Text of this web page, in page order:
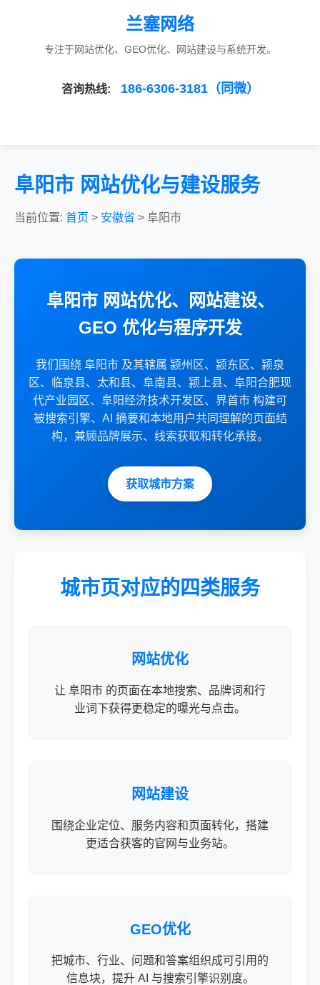
兰塞网络
专注于网站优化、GEO优化、网站建设与系统开发。
咨询热线: 186-6306-3181（同微）
阜阳市 网站优化与建设服务
当前位置: 首页 > 安徽省 > 阜阳市
阜阳市 网站优化、网站建设、
GEO 优化与程序开发
我们围绕 阜阳市 及其辖属 颍州区、颍东区、颍泉
区、临泉县、太和县、阜南县、颍上县、阜阳合肥现
代产业园区、阜阳经济技术开发区、界首市 构建可
被搜索引擎、AI 摘要和本地用户共同理解的页面结
构，兼顾品牌展示、线索获取和转化承接。
获取城市方案
城市页对应的四类服务
网站优化
让 阜阳市 的页面在本地搜索、品牌词和行
业词下获得更稳定的曝光与点击。
网站建设
围绕企业定位、服务内容和页面转化，搭建
更适合获客的官网与业务站。
GEO优化
把城市、行业、问题和答案组织成可引用的
信息块，提升 AI 与搜索引擎识别度。